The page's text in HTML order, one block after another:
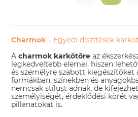
Charmok – Egyedi díszítések
Acharmok karkötőre az
legkedveltebb elemei, hiszen
és személyre szabott kiegészítőket
formákban, színekben és
nemcsak stílust adnak, de
személyiségét, érdeklődési körét
pillanatokat is.